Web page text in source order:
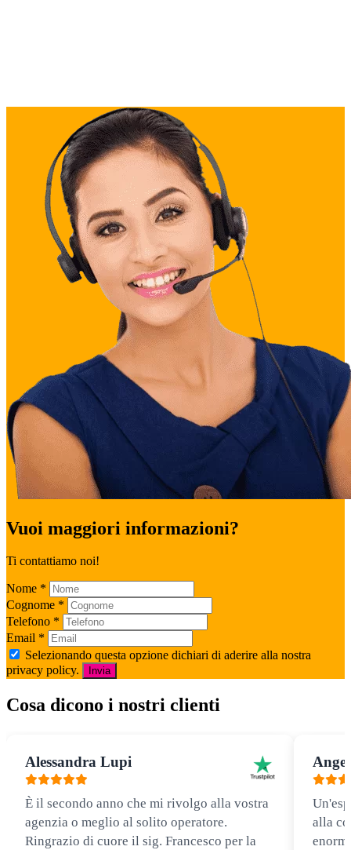
Vuoi maggiori informazioni?
Ti contattiamo noi!
Nome *
Cognome *
Telefono *
Email *
Selezionando questa opzione dichiari di aderire alla nostra
privacy policy.
Invia
Cosa dicono i nostri clienti
Alessandra Lupi
È il secondo anno che mi rivolgo alla vostra
agenzia o meglio al solito operatore.
Ringrazio di cuore il sig. Francesco per la
alla